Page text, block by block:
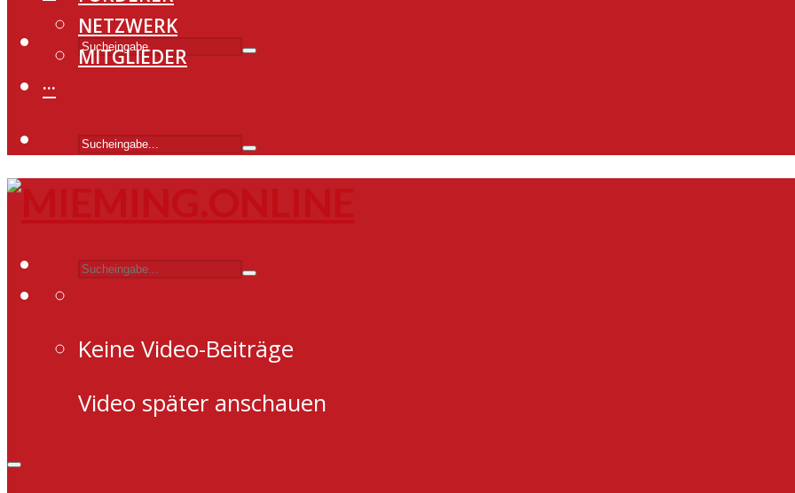
NETZWERK
MITGLIEDER
···
Keine Video-Beiträge
Video später anschauen